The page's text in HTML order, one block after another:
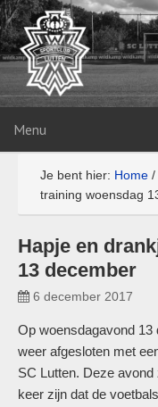
Menu
Je bent hier: Home /
training woensdag
Hapje en
13 december
6 december 2017
Op woensdagavond 13
weer afgesloten met
SC Lutten. Deze
keer zijn dat de